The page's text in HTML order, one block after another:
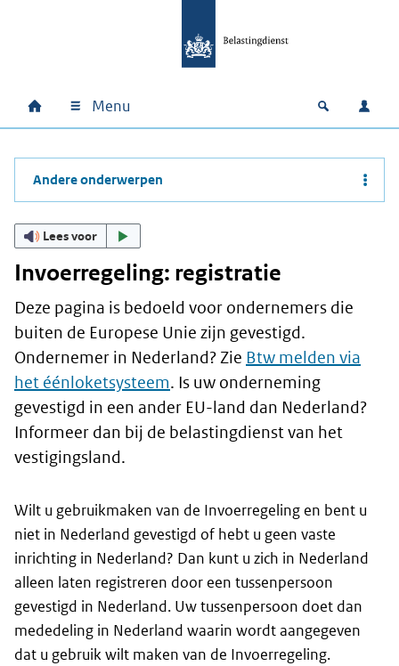
Hoofdnavigatie
Home Menu Open
Andere onderwerpen
Lees voor
Invoerregeling: registratie
Deze pagina is bedoeld voor ondernemers die
buiten de Europese Unie zijn gevestigd.
Ondernemer in Nederland? Zie Btw melden via
het éénloketsysteem. Is uw onderneming
gevestigd in een ander EU-land dan Nederland?
Informeer dan bij de belastingdienst van het
vestigingsland.
Wilt u gebruikmaken van de Invoerregeling en bent u
niet in Nederland gevestigd of hebt u geen vaste
inrichting in Nederland? Dan kunt u zich in Nederland
alleen laten registreren door een tussenpersoon
gevestigd in Nederland. Uw tussenpersoon doet dan
mededeling in Nederland waarin wordt aangegeven
dat u gebruik wilt maken van de Invoerregeling.